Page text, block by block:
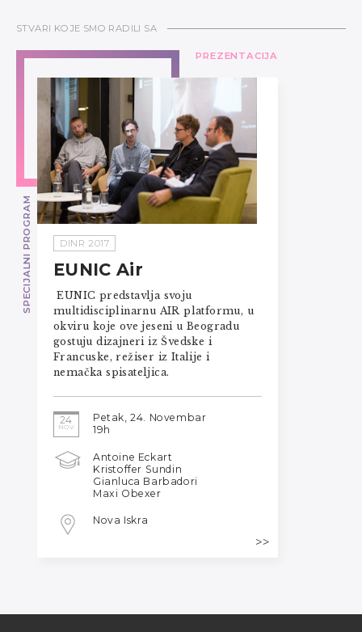
STVARI KOJE SMO RADILI SA
PREZENTACIJA
SPECIJALNI PROGRAM DINR 2017
EUNIC Air
EUNIC predstavlja svoju
multidisciplinarnu AIR platformu, u
okviru koje ove jeseni u Beogradu
gostuju dizajneri iz Švedske i
Francuske, režiser iz Italije i
nemačka spisateljica.
24
NOV
Petak, 24. Novembar
19h
Antoine Eckart
Kristoffer Sundin
Gianluca Barbadori
Maxi Obexer
Nova Iskra